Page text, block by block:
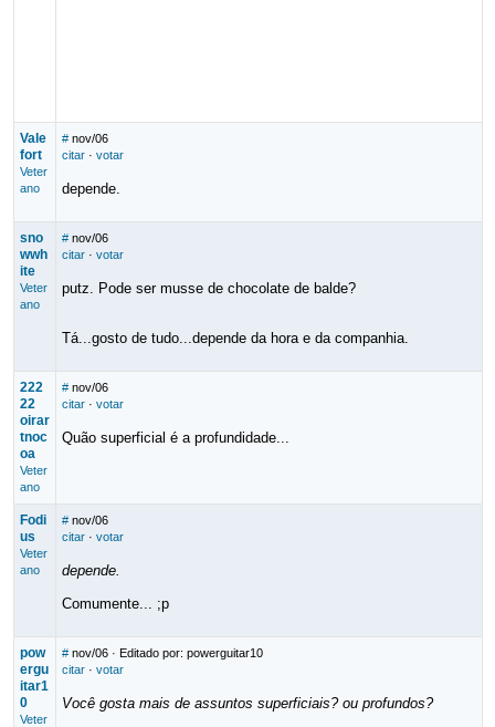
Vale
fort
Veter
ano
# nov/06
citar· votar
depende.
sno
wwh
ite
Veter
ano
# nov/06
citar· votar
putz. Pode ser musse de chocolate de balde?
Tá...gosto de tudo...depende da hora e da companhia.
222
22
oirar
tnoc
oa
Veter
ano
# nov/06
citar· votar
Quão superficial é a profundidade...
Fodi
us
Veter
ano
# nov/06
citar· votar
depende.
Comumente... ;p
pow
ergu
itar1
0
Veter
# nov/06· Editado por: powerguitar10
citar· votar
Você gosta mais de assuntos superficiais? ou profundos?